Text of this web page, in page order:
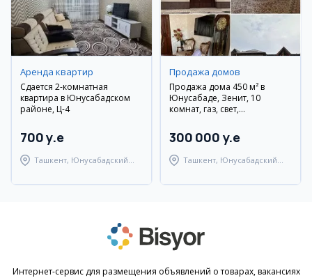
Аренда квартир
Сдается 2-комнатная
квартира в Юнусабадском
районе, Ц-4
700 y.e
Ташкент, Юнусабадский
Продажа домов
Продажа дома 450 м² в
Юнусабаде, Зенит, 10
комнат, газ, свет,
300 000 y.e
Ташкент, Юнусабадский
Интернет-сервис для размещения объявлений о товарах, вакансиях